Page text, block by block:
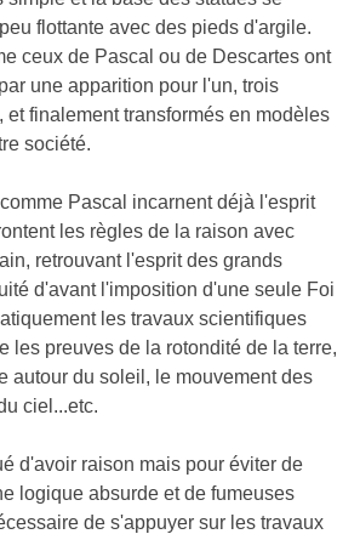
flottante avec des pieds d'argile.
ceux de Pascal ou de Descartes ont
une apparition pour l'un, trois
et finalement transformés en modèles
société.
Pascal incarnent déjà l'esprit
les règles de la raison avec
retrouvant l'esprit des grands
d'avant l'imposition d'une seule Foi
les travaux scientifiques
les preuves de la rotondité de la terre,
autour du soleil, le mouvement des
ciel...etc.
d'avoir raison mais pour éviter de
logique absurde et de fumeuses
de s'appuyer sur les travaux